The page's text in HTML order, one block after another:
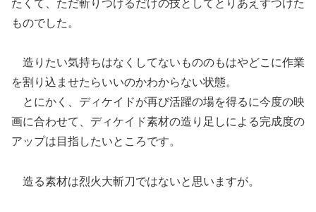
たくて、ただ斬りつけるだけの技としてとりあえずつけた
ものでした。
造りたい気持ちはなくしてないもののもはやどこに作業
を割り込ませたらいいのかわからない状態。
とにかく、ディケイドが再び活躍の場を得るに今度の映
画に合わせて、ディケイド素材の造り足しによる完成度の
アップは目指したいところです。
造る素材は烈火大斬刀ではないと思いますが。